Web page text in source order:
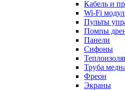
Кабель и
Wi-Fi
Пульты
Помпы
Панели
Сифоны
Труба
Фреон
Экраны